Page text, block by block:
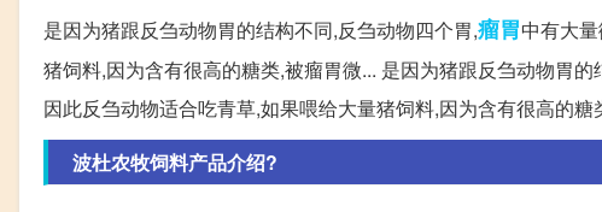
是因为猪跟反刍动物胃的结构不同,反刍动物四个胃,瘤胃中有大
猪饲料,因为含有很高的糖类,被瘤胃微... 是因为猪跟反刍动物胃
因此反刍动物适合吃青草,如果喂给大量猪饲料,因为含有很高的糖
波杜农牧饲料产品介绍?